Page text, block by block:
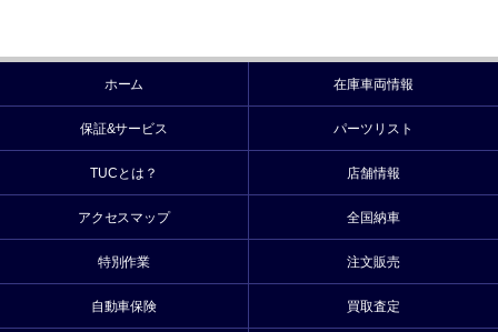
ホーム 在庫車両情報
保証&サービス パーツリスト
TUCとは？ 店舗情報
アクセスマップ 全国納車
特別作業 注文販売
自動車保険 買取査定